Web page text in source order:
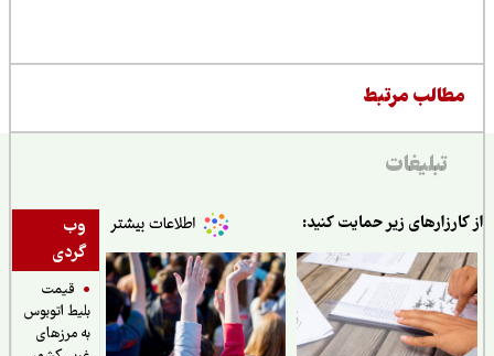
مرتبط
تبلیغات
وب
گردی
قیمت
بلیط اتوبوس
به مرزهای
زیر حمایت کنید: